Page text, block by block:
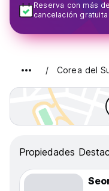
Reserva con más
cancelación gratuita
Corea del
Propiedades